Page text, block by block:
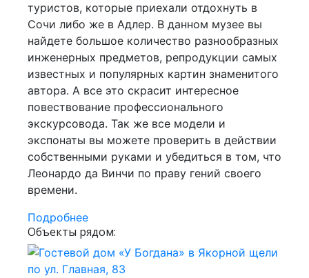
туристов, которые приехали отдохнуть в
Сочи либо же в Адлер. В данном музее вы
найдете большое количество разнообразных
инженерных предметов, репродукции самых
известных и популярных картин знаменитого
автора. А все это скрасит интересное
повествование профессионального
экскурсовода. Так же все модели и
экспонаты вы можете проверить в действии
собственными руками и убедиться в том, что
Леонардо да Винчи по праву гений своего
времени.
Подробнее
Объекты рядом: